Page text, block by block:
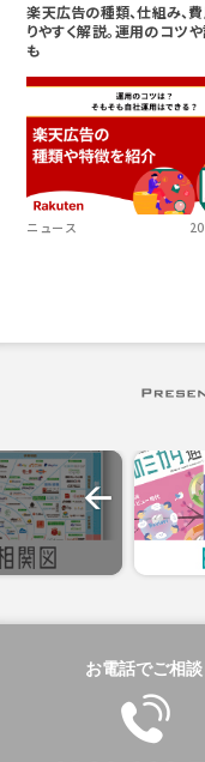
楽天広告の種類、仕組み、
りやすく解説。運用のコツ
も
ニュース
お電話でご相談